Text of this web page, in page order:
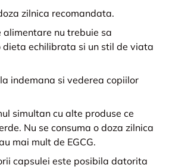
zilnica recomandata.
alimentare nu trebuie sa
dieta echilibrata si un stil de viata
indemana si vederea copiilor
simultan cu alte produse ce
Nu se consuma o doza zilnica
mai mult de EGCG.
capsulei este posibila datorita